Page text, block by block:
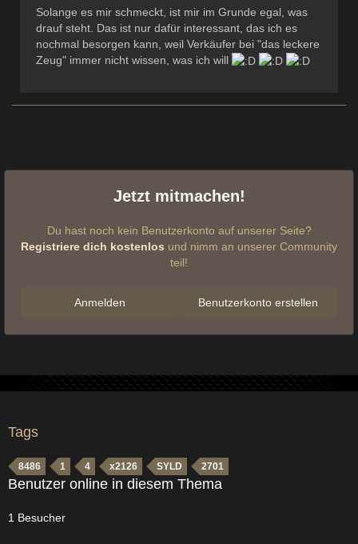
Solange es mir schmeckt, ist mir im Grunde egal, was
drauf steht. Das ist nur dafür interessant, das ich es
nochmal besorgen kann, weil Verkäufer bei "das leckere
Zeug" immer nicht wissen, was ich will
Jetzt mitmachen!
Du hast noch kein Benutzerkonto auf unserer Seite?
Registriere dich kostenlos und nimm an unserer Community
teil!
Benutzerkonto erstellen
Anmelden
Tags
8486 1 4 x2126 SYLD 2701
Benutzer online in diesem Thema
1 Besucher